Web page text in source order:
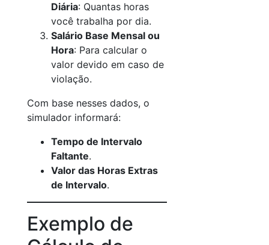
Diária: Quantas horas
você trabalha por dia.
Salário Base Mensal ou
Hora: Para calcular o
valor devido em caso de
violação.
Com base nesses dados, o
simulador informará:
Tempo de Intervalo
Faltante.
Valor das Horas Extras
de Intervalo.
Exemplo de